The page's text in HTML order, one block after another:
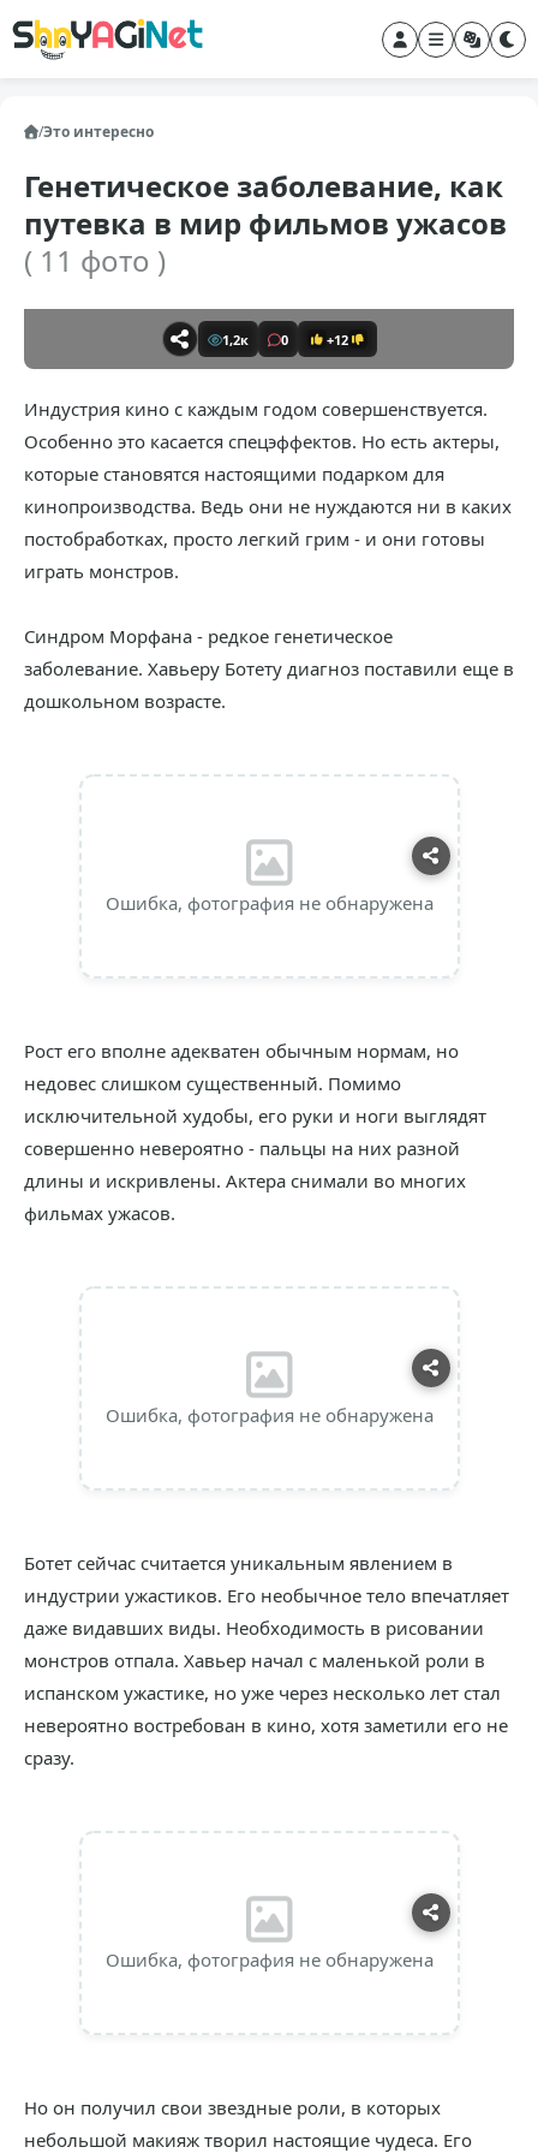
/Это интересно
Генетическое заболевание, как
путевка в мир фильмов ужасов
( 11 фото )
1,2к 0 +12
Индустрия кино с каждым годом совершенствуется.
Особенно это касается спецэффектов. Но есть актеры,
которые становятся настоящими подарком для
кинопроизводства. Ведь они не нуждаются ни в каких
постобработках, просто легкий грим - и они готовы
играть монстров.
Синдром Морфана - редкое генетическое
заболевание. Хавьеру Ботету диагноз поставили еще в
дошкольном возрасте.
Ошибка, фотография не обнаружена
Рост его вполне адекватен обычным нормам, но
недовес слишком существенный. Помимо
исключительной худобы, его руки и ноги выглядят
совершенно невероятно - пальцы на них разной
длины и искривлены. Актера снимали во многих
фильмах ужасов.
Ошибка, фотография не обнаружена
Ботет сейчас считается уникальным явлением в
индустрии ужастиков. Его необычное тело впечатляет
даже видавших виды. Необходимость в рисовании
монстров отпала. Хавьер начал с маленькой роли в
испанском ужастике, но уже через несколько лет стал
невероятно востребован в кино, хотя заметили его не
сразу.
Ошибка, фотография не обнаружена
Но он получил свои звездные роли, в которых
небольшой макияж творил настоящие чудеса. Его